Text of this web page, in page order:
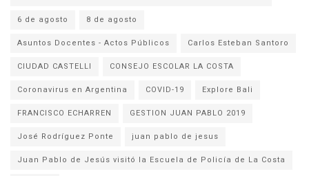
6 de agosto
8 de agosto
Asuntos Docentes - Actos Públicos
Carlos Esteban Santoro
CIUDAD CASTELLI
CONSEJO ESCOLAR LA COSTA
Coronavirus en Argentina
COVID-19
Explore Bali
FRANCISCO ECHARREN
GESTION JUAN PABLO 2019
José Rodríguez Ponte
juan pablo de jesus